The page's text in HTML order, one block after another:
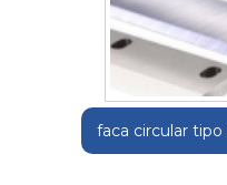
faca circular